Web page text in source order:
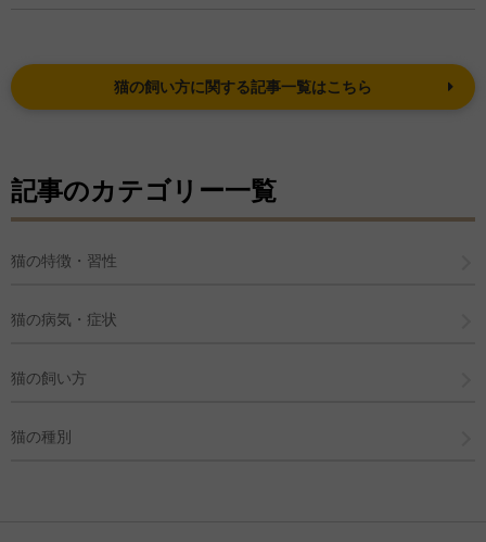
猫の飼い方に関する記事一覧はこちら
記事のカテゴリー一覧
猫の特徴・習性
猫の病気・症状
猫の飼い方
猫の種別